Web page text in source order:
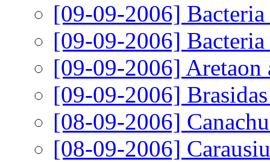
[09-09-2006]
[09-09-2006] Bacteria
[09-09-2006] Aretaon
[09-09-2006]
[08-09-2006]
[08-09-2006]